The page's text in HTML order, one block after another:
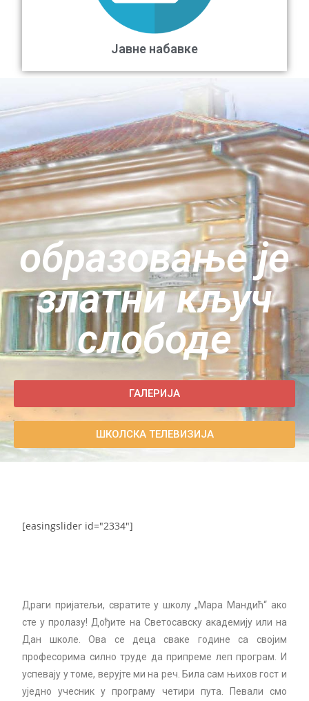
Јавне набавке
oбразовање је
златни кључ
слободе
ГАЛЕРИЈА
ШКОЛСКА ТЕЛЕВИЗИЈА
[easingslider id="2334"]
Драги пријатељи, свратите у школу „Мара Мандић“ ако
сте у пролазу! Дођите на Светосавску академију или на
Дан школе. Ова се деца сваке године са својим
професорима силно труде да припреме леп програм. И
успевају у томе, верујте ми на реч. Била сам њихов гост и
уједно учесник у програму четири пута. Певали смо